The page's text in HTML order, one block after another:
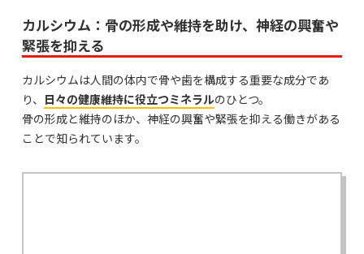
カルシウム：骨の形成や維持を助け、神経の興奮や
緊張を抑える
カルシウムは人間の体内で骨や歯を構成する重要な成分であ
り、 日々の健康維持に役立つミネラルのひとつ。
骨の形成と維持のほか、神経の興奮や緊張を抑える働きがある
ことで知られています。